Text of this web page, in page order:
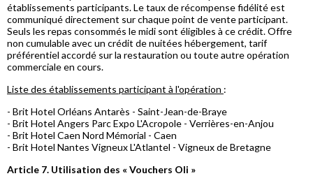
établissements participants. Le taux de récompense fidélité est
communiqué directement sur chaque point de vente participant.
Seuls les repas consommés le midi sont éligibles à ce crédit. Offre
non cumulable avec un crédit de nuitées hébergement, tarif
préférentiel accordé sur la restauration ou toute autre opération
commerciale en cours.
Liste des établissements participant à l'opération :
- Brit Hotel Orléans Antarès - Saint-Jean-de-Braye
- Brit Hotel Angers Parc Expo L'Acropole - Verrières-en-Anjou
- Brit Hotel Caen Nord Mémorial - Caen
- Brit Hotel Nantes Vigneux L'Atlantel - Vigneux de Bretagne
Article 7. Utilisation des « Vouchers Oli »